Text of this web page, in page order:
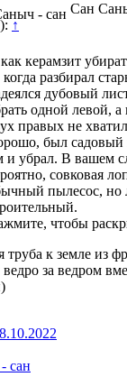
Сан
↑
керамзит
разбирал
дубовый
одной левой,
правых не
был садовый
и убрал. В вашем
совковая
пылесос, но
чтобы
труба к земле из
за ведром